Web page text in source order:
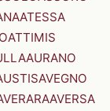
ATESSA
ATTIMIS
AURANO
AVEGNO
AVERSA